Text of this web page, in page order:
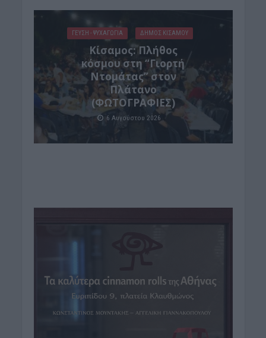
ΓΕΎΣΗ - ΨΥΧΑΓΩΓΊΑ ΔΉΜΟΣ ΚΙΣΆΜΟΥ
Κίσαμος: Πλήθος
κόσμου στη “Γιορτή
Ντομάτας” στον
Πλάτανο
(ΦΩΤΟΓΡΑΦΙΕΣ)
6 Αυγούστου 2026